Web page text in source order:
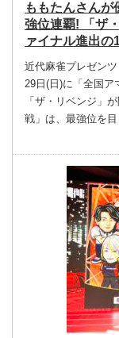
ももたんさん
強位連覇! 「ザ
ァイナル進出の
近代麻雀プレゼン
29日(日)に「全国ア
「ザ・リベンジ」
戦」は、最強位を